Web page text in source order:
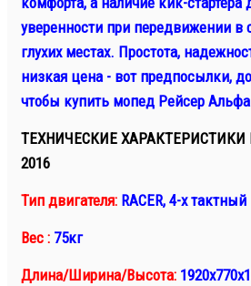
уверенности при передвижении в
глухих местах. Простота,
низкая цена - вот предпосылки,
чтобы купить мопед Рейсер
ТЕХНИЧЕСКИЕ ХАРАКТЕРИСТИКИ
2016
Тип двигателя: RACER, 4-х тактный
Вес : 75кг
Длина/Ширина/Высота: